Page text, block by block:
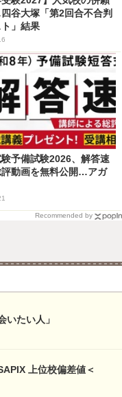
谷大塚「第2回合不合判
」結果
予備試験2026、解答速
評動画を無料公開…アガ
Recommended by
いたい人」
上位校偏差値＜